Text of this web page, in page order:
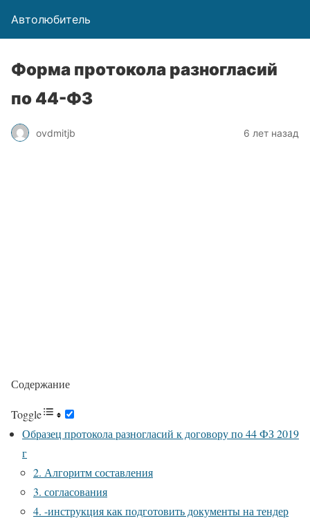
Автолюбитель
Форма протокола разногласий
по 44-ФЗ
ovdmitjb 6 лет назад
Содержание
Toggle
Образец протокола разногласий к договору по 44 ФЗ 2019
г
2. Алгоритм составления
3. согласования
4. -инструкция как подготовить документы на тендер